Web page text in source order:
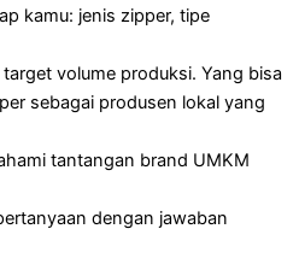
kamu: jenis zipper, tipe
volume produksi. Yang bisa
sebagai produsen lokal yang
tantangan brand UMKM
dengan jawaban